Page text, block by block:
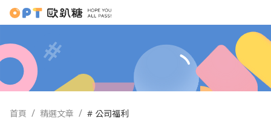
首頁 精選文章 # 公司福利